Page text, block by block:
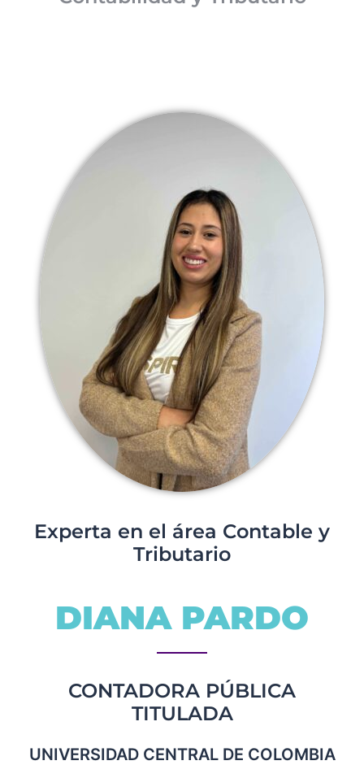
Experta en el área Contable y
Tributario
DIANA PARDO
CONTADORA PÚBLICA
TITULADA
UNIVERSIDAD CENTRAL DE COLOMBIA